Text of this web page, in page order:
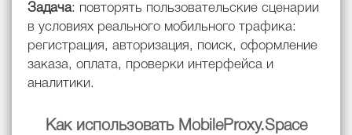
Задача: повторять пользовательские сценарии
в условиях реального мобильного трафика:
регистрация, авторизация, поиск, оформление
заказа, оплата, проверки интерфейса и
аналитики.
Как использовать MobileProxy.Space